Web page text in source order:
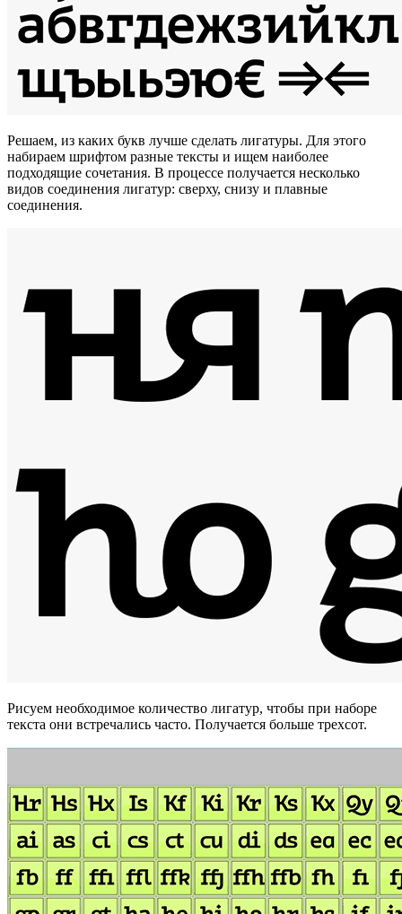
Решаем, из каких букв лучше сделать лигатуры. Для этого
набираем шрифтом разные тексты и ищем наиболее
подходящие сочетания. В процессе получается несколько
видов соединения лигатур: сверху, снизу и плавные
соединения.
Рисуем необходимое количество лигатур, чтобы при наборе
текста они встречались часто. Получается больше трехсот.